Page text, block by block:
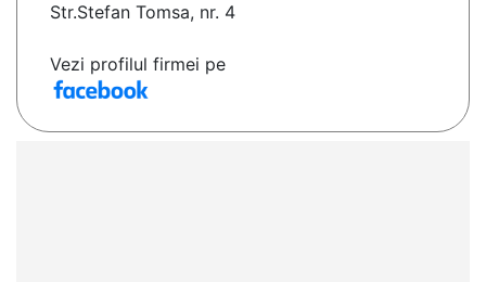
Str.Stefan Tomsa, nr. 4
Vezi profilul firmei pe